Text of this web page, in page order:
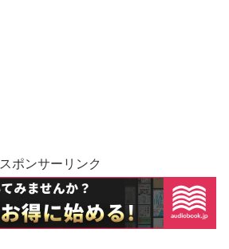
スポンサーリンク